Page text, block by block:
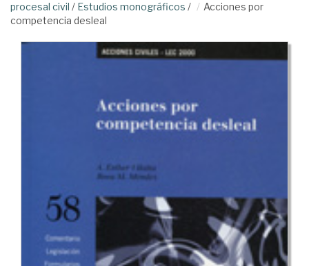
procesal civil / Estudios monográficos /
Acciones por
competencia desleal